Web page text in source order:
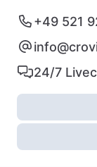
+49 521
24/7